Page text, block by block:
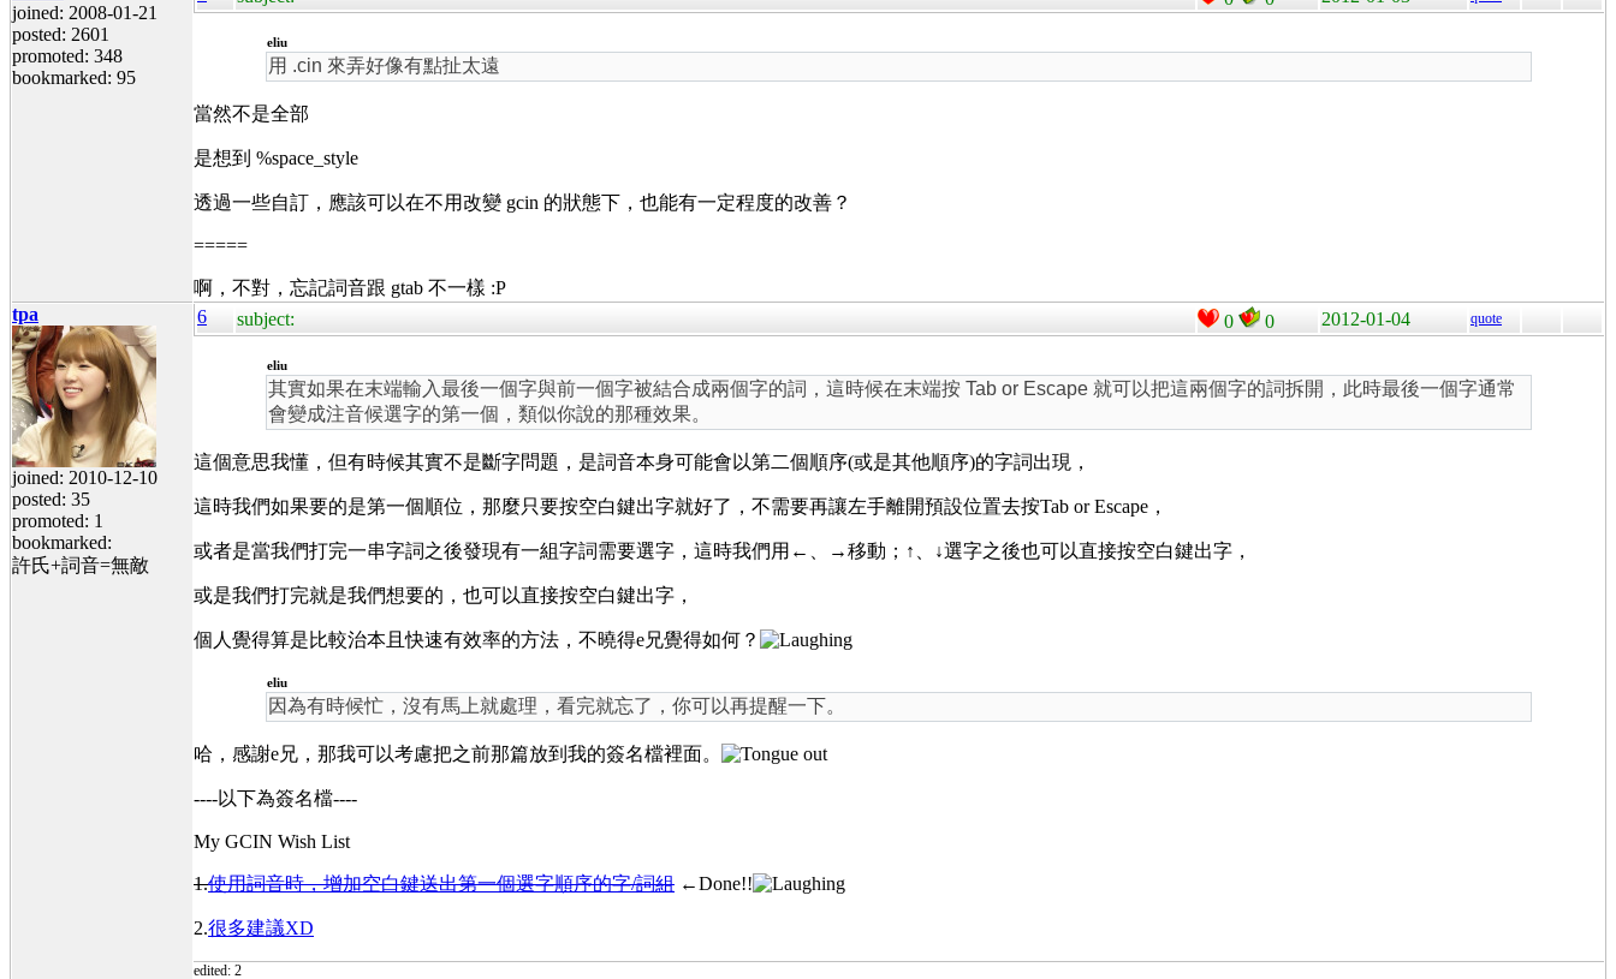
joined: 2008-01-21
posted: 2601
promoted: 348
bookmarked: 95
eliu
用 .cin 來弄好像有點扯太遠
當然不是全部
是想到 %space_style
透過一些自訂，應該可以在不用改變 gcin 的狀態下，也能有一定程度的改善？
=====
啊，不對，忘記詞音跟 gtab 不一樣 :P
tpa
joined: 2010-12-10
posted: 35
promoted: 1
bookmarked:
許氏+詞音=無敵
6 subject: 0 0 2012-01-04 quote
eliu
其實如果在末端輸入最後一個字與前一個字被結合成兩個字的詞，這時候在末端按 Tab or Escape 就可以把這兩個字的詞拆開，此時最後一個字通常
會變成注音候選字的第一個，類似你說的那種效果。
這個意思我懂，但有時候其實不是斷字問題，是詞音本身可能會以第二個順序(或是其他順序)的字詞出現，
這時我們如果要的是第一個順位，那麼只要按空白鍵出字就好了，不需要再讓左手離開預設位置去按Tab or Escape，
或者是當我們打完一串字詞之後發現有一組字詞需要選字，這時我們用←、→移動；↑、↓選字之後也可以直接按空白鍵出字，
或是我們打完就是我們想要的，也可以直接按空白鍵出字，
個人覺得算是比較治本且快速有效率的方法，不曉得e兄覺得如何？
eliu
因為有時候忙，沒有馬上就處理，看完就忘了，你可以再提醒一下。
哈，感謝e兄，那我可以考慮把之前那篇放到我的簽名檔裡面。
----以下為簽名檔----
My GCIN Wish List
1.使用詞音時，增加空白鍵送出第一個選字順序的字/詞組 ←Done!!
2.很多建議XD
edited: 2